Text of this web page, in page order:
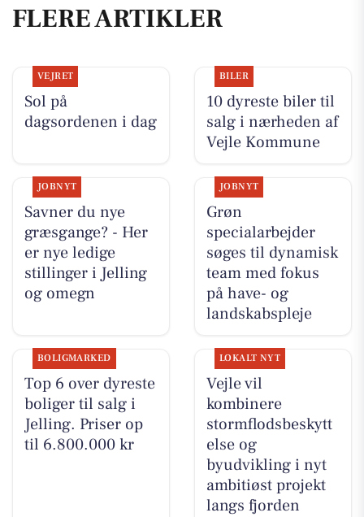
FLERE ARTIKLER
VEJRET
Sol på
dagsordenen i dag
BILER
10 dyreste biler til
salg i nærheden af
Vejle Kommune
JOBNYT
Savner du nye
græsgange? - Her
er nye ledige
stillinger i Jelling
og omegn
JOBNYT
Grøn
specialarbejder
søges til dynamisk
team med fokus
på have- og
landskabspleje
BOLIGMARKED
Top 6 over dyreste
boliger til salg i
Jelling. Priser op
til 6.800.000 kr
LOKALT NYT
Vejle vil
kombinere
stormflodsbeskytt
else og
byudvikling i nyt
ambitiøst projekt
langs fjorden